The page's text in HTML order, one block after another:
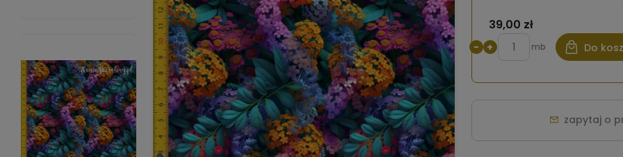
39,00 zł
− + mb Do
zapytaj o